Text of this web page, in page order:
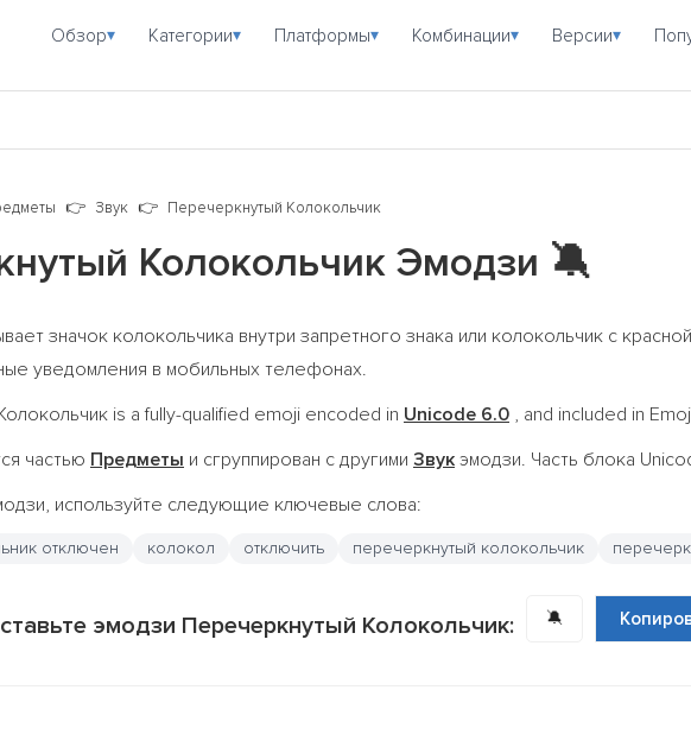
Обзор▾ Категории▾ Платформы▾ Комбинации▾ Версии▾
Звук Перечеркнутый Колокольчик
Колокольчик Эмодзи 🔕
значок колокольчика внутри запретного знака или колокольчик с
уведомления в мобильных телефонах.
is a fully-qualified emoji encoded in Unicode 6.0 , and included in
частью Предметы и сгруппирован с другими Звук эмодзи. Часть блока
используйте следующие ключевые слова:
отключен колокол отключить перечеркнутый колокольчик
эмодзи Перечеркнутый Колокольчик: 🔕